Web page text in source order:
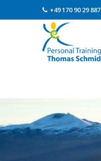
+49 170 90 29 887